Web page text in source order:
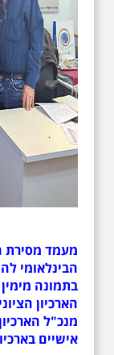
מעמד מסירת
הבינלאומי
בתמונה
הארכיון
מנכ"ל
אישיים